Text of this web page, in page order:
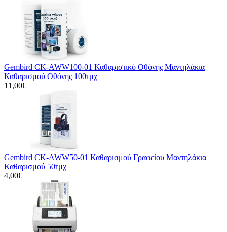
Gembird CK-AWW100-01 Καθαριστικό Οθόνης Μαντηλάκια
Καθαρισμού Οθόνης 100τμχ
11,00€
Gembird CK-AWW50-01 Καθαρισμού Γραφείου Μαντηλάκια
Καθαρισμού 50τμχ
4,00€